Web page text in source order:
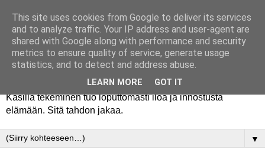
Käsillä tekeminen tuo loputtomasti iloa ja innostusta
elämään. Sitä tahdon jakaa.
▼
This site uses cookies from Google to deliver its services
and to analyze traffic. Your IP address and user-agent are
shared with Google along with performance and security
metrics to ensure quality of service, generate usage
statistics, and to detect and address abuse.
LEARN MORE GOT IT